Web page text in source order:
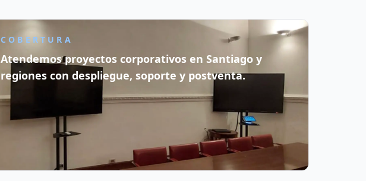
COBERTURA
Atendemos proyectos corporativos en Santiago y
regiones con despliegue, soporte y postventa.